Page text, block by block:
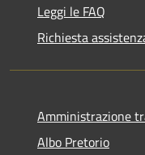
Leggi le FAQ
Richiesta
Amministrazione
Albo Pretorio